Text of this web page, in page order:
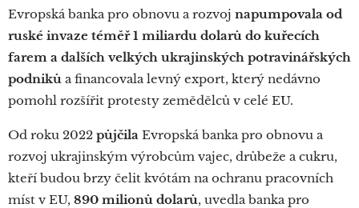
Evropská banka pro obnovu a rozvoj napumpovala od
ruské invaze téměř 1 miliardu dolarů do kuřecích
farem a dalších velkých ukrajinských potravinářských
podniků a financovala levný export, který nedávno
pomohl rozšířit protesty zemědělců v celé EU.
Od roku 2022 půjčila Evropská banka pro obnovu a
rozvoj ukrajinským výrobcům vajec, drůbeže a cukru,
kteří budou brzy čelit kvótám na ochranu pracovních
míst v EU, 890 milionů dolarů, uvedla banka pro